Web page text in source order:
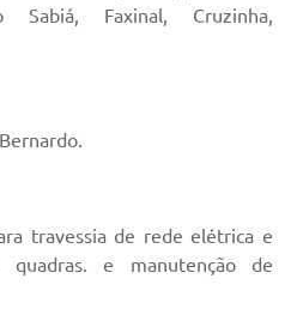
Sabiá, Faxinal, Cruzinha,
travessia de rede elétrica e
quadras. e manutenção de